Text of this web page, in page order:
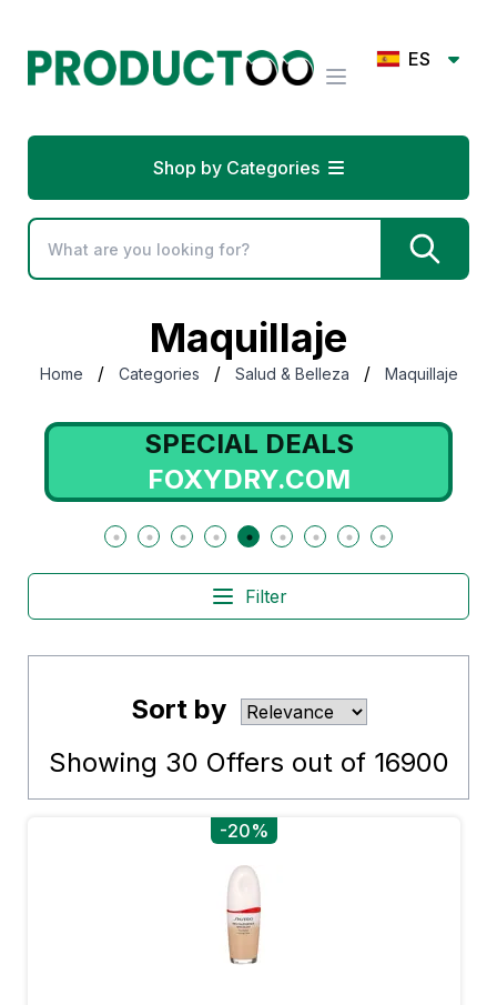
ES
Shop by Categories
Maquillaje
Home / Categories / Salud & Belleza / Maquillaje
SPECIAL DEALS
FOXYDRY.COM
Filter
Sort by
Showing 30 Offers out of 16900
-20%